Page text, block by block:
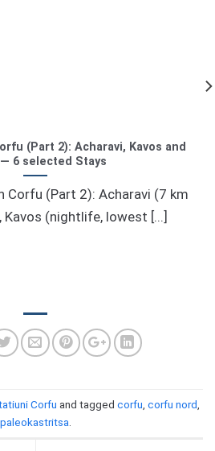
(Part 2): Acharavi, Kavos and
6 selected Stays
Corfu (Part 2): Acharavi (7 km
Kavos (nightlife, lowest [...]
Corfu and tagged corfu corfu nord
paleokastritsa